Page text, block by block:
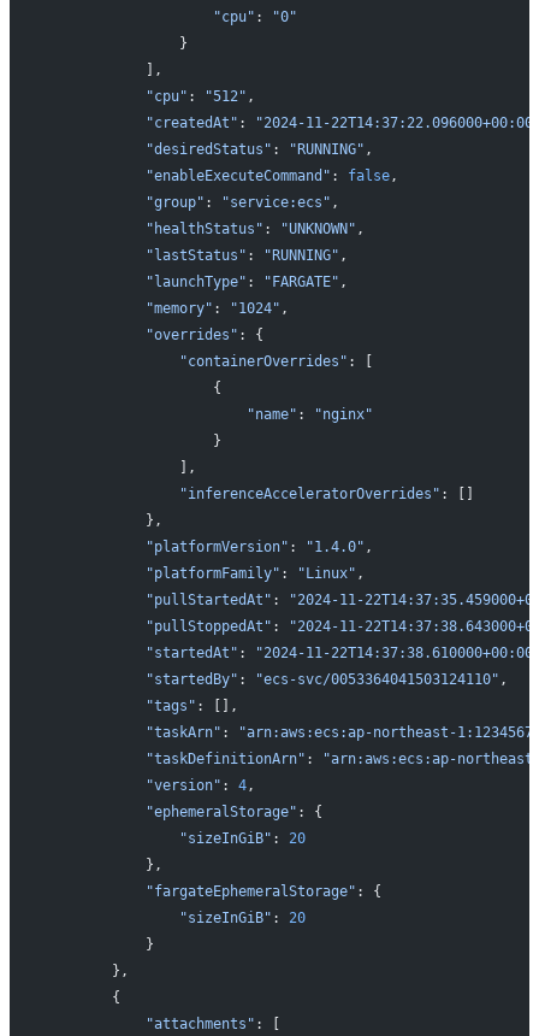
                   "cpu"
:
"0"
               }
           ],
           "cpu"
: "512" ,
           "createdAt"
:
"2024-11-
           "desiredStatus"
: "RUNNING" ,
           "enableExecuteCommand"
: false,
           "group"
: "service:ecs" ,
           "healthStatus"
: "UNKNOWN" ,
           "lastStatus"
: "RUNNING" ,
           "launchType"
: "FARGATE" ,
           "memory"
: "1024" ,
           "overrides"
: {
               "containerOverrides"
: [
                   {
                       "name"
:
"nginx"
                   }
               ],
               "inferenceAcceleratorOverrides"
: []
           },
           "platformVersion"
: "1.4.0" ,
           "platformFamily"
: "Linux" ,
           "pullStartedAt"
:
"2024-11-
           "pullStoppedAt"
:
"2024-11-
           "startedAt"
:
"2024-11-
           "startedBy"
: "ecs-svc/0053364041503124110" ,
           "tags"
: [],
           "taskArn"
:
"arn:aws:ecs:ap-northeast-
           "taskDefinitionArn"
:
"arn:aws:ecs:ap-
           "version"
: 4,
           "ephemeralStorage"
: {
               "sizeInGiB"
: 20
           },
           "fargateEphemeralStorage"
: {
               "sizeInGiB"
: 20
           }
       },
       {
           "attachments"
: [